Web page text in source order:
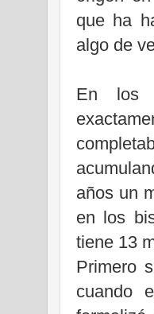
que ha
algo de
En los
años un
en los
tiene 13
Primero
cuando